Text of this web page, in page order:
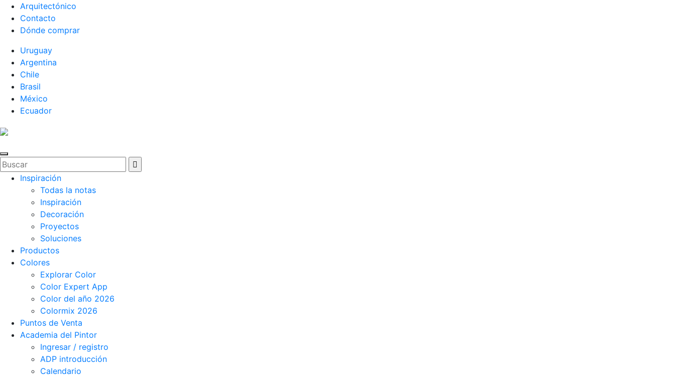
Arquitectónico
Contacto
Dónde comprar
Uruguay
Argentina
Chile
Brasil
México
Ecuador
Inspiración
Todas la notas
Inspiración
Decoración
Proyectos
Soluciones
Productos
Colores
Explorar Color
Color Expert App
Color del año 2026
Colormix 2026
Puntos de Venta
Academia del Pintor
Ingresar / registro
ADP introducción
Calendario